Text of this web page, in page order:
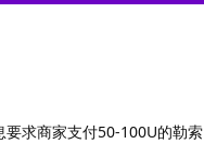
求商家支付50-100U的勒索